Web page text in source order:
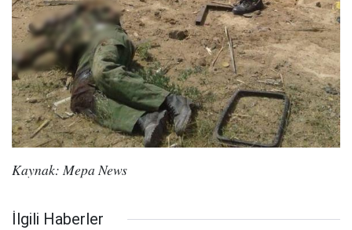
Kaynak: Mepa News
İlgili Haberler